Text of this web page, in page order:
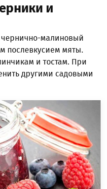
и
малиновый
послевкусием мяты.
и тостам. При
другими садовыми